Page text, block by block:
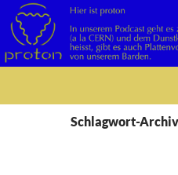
Schlagwort-